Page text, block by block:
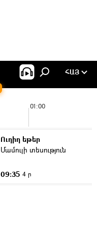
ՀԱՅ
01:00
Ուղիղ եթեր
Մամուլի տեսություն
09:35 4 ր